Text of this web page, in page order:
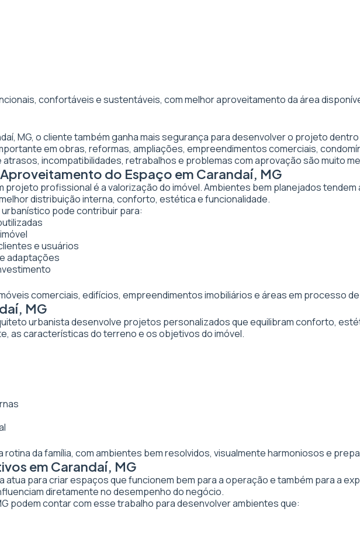
confortáveis e sustentáveis, com melhor aproveitamento da área
MG, o cliente também ganha mais segurança para desenvolver o projeto
em obras, reformas, ampliações, empreendimentos comerciais,
incompatibilidades, retrabalhos e problemas com aprovação são muito
do Espaço em Carandaí, MG
projeto profissional é a valorização do imóvel. Ambientes bem planejados
distribuição interna, conforto, estética e funcionalidade.
pode contribuir para:
e usuários
adaptações
comerciais, edifícios, empreendimentos imobiliários e áreas em processo
MG
urbanista desenvolve projetos personalizados que equilibram conforto,
as características do terreno e os objetivos do imóvel.
da família, com ambientes bem resolvidos, visualmente harmoniosos e
em Carandaí, MG
para criar espaços que funcionem bem para a operação e também para a
diretamente no desempenho do negócio.
podem contar com esse trabalho para desenvolver ambientes que: